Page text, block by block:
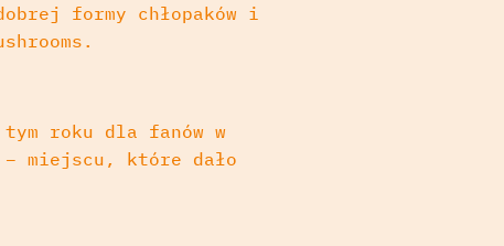
formy chłopaków i
roku dla fanów w
– miejscu, które dało